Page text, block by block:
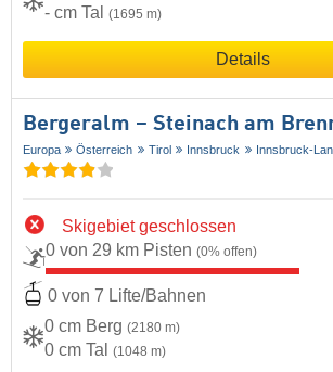
- cm Tal (1695 m)
Details
Bergeralm – Steinach am
Europa Österreich Tirol Innsbruck Innsbruck-
Skigebiet geschlossen
0 von 29 km Pisten (0% offen)
0 von 7 Lifte/Bahnen
0 cm Berg (2180 m)
0 cm Tal (1048 m)